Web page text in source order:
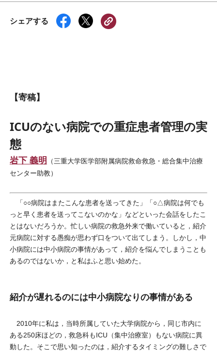
シェアする
【寄稿】
ICUのない病院での重症患者管理の実
態
岩下 義明 （三重大学医学部附属病院救命救急・総合集中治療
センター助教）
「○○病院はまたこんな患者を送ってきた」「○△病院は何でも
っと早く患者を送ってこないのかな」などといった会話をしたこ
とはないだろうか。忙しい病院の救急外来で働いていると，紹介
元病院に対する愚痴が思わず口をついて出てしまう。しかし，中
小病院には中小病院の事情があって，紹介を悩んでしまうことも
あるのではないか，と私はふと思い始めた。
紹介が遅れるのには中小病院なりの事情がある
2010年に私は，当時所属していた大学病院から，同じ市内に
ある250床ほどの，救急科もICU（集中治療室）もない病院に異
動した。そこで思い知ったのは，紹介するタイミングの難しさで